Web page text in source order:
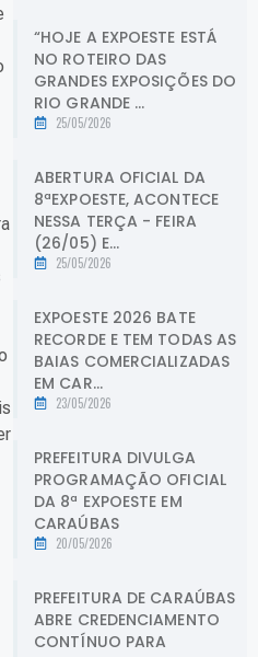
“HOJE A EXPOESTE ESTÁ
NO ROTEIRO DAS
GRANDES EXPOSIÇÕES DO
RIO GRANDE ...
25/05/2026
ABERTURA OFICIAL DA
8ªEXPOESTE, ACONTECE
NESSA TERÇA - FEIRA
(26/05) E...
25/05/2026
EXPOESTE 2026 BATE
RECORDE E TEM TODAS AS
BAIAS COMERCIALIZADAS
EM CAR...
23/05/2026
PREFEITURA DIVULGA
PROGRAMAÇÃO OFICIAL
DA 8ª EXPOESTE EM
CARAÚBAS
20/05/2026
PREFEITURA DE CARAÚBAS
ABRE CREDENCIAMENTO
CONTÍNUO PARA